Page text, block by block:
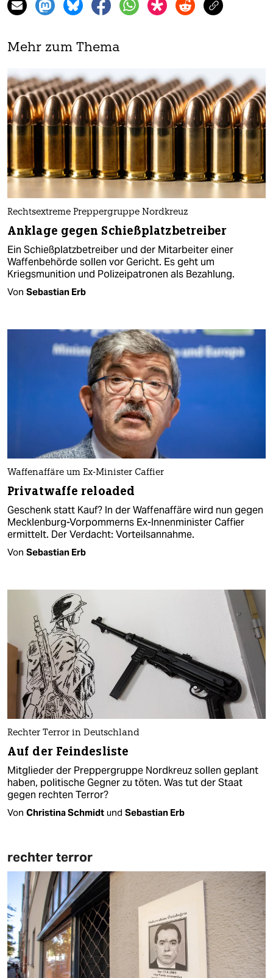
Mehr zum Thema
Rechtsextreme Preppergruppe Nordkreuz
Anklage gegen Schießplatzbetreiber
Ein Schießplatzbetreiber und der Mitarbeiter einer
Waffenbehörde sollen vor Gericht. Es geht um
Kriegsmunition und Polizeipatronen als Bezahlung.
Von Sebastian Erb
Waffenaffäre um Ex-Minister Caffier
Privatwaffe reloaded
Geschenk statt Kauf? In der Waffenaffäre wird nun gegen
Mecklenburg-Vorpommerns Ex-Innenminister Caffier
ermittelt. Der Verdacht: Vorteilsannahme.
Von Sebastian Erb
Rechter Terror in Deutschland
Auf der Feindesliste
Mitglieder der Preppergruppe Nordkreuz sollen geplant
haben, politische Gegner zu töten. Was tut der Staat
gegen rechten Terror?
Von Christina Schmidt und Sebastian Erb
rechter terror